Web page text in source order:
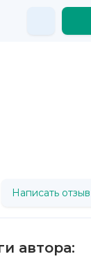
Написать отзыв
автора: